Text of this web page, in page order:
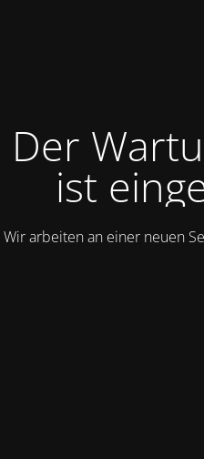
Der
ist
Wir arbeiten an einer neuen